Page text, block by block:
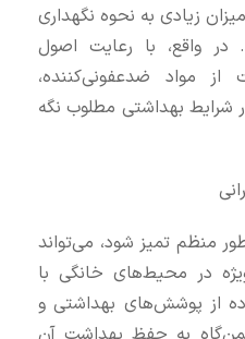
زیادی به نحوه نگهداری
در واقع، با رعایت اصول
مواد ضدعفونی‌کننده،
شرایط بهداشتی مطلوب نگه
منظم تمیز شود، می‌تواند
در محیط‌های خانگی با
از پوشش‌های بهداشتی و